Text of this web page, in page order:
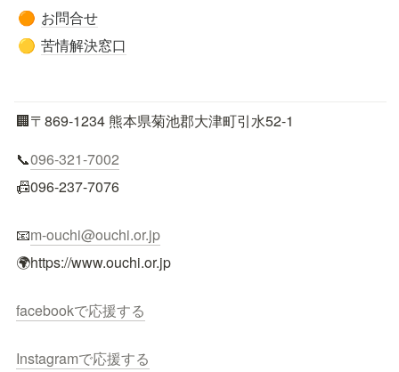
🟠 お問合せ
🟡 苦情解決窓口
🏢〒869-1234 熊本県菊池郡大津町引水52-1
📞096-321-7002
📠096-237-7076
📧m-ouchi@ouchi.or.jp
🌍https://www.ouchi.or.jp
facebookで応援する
Instagramで応援する